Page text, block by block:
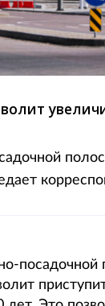
посадочной